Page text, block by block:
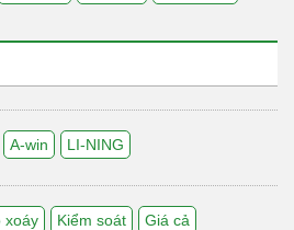
A-win LI-NING
xoáy Kiểm soát Giá cả